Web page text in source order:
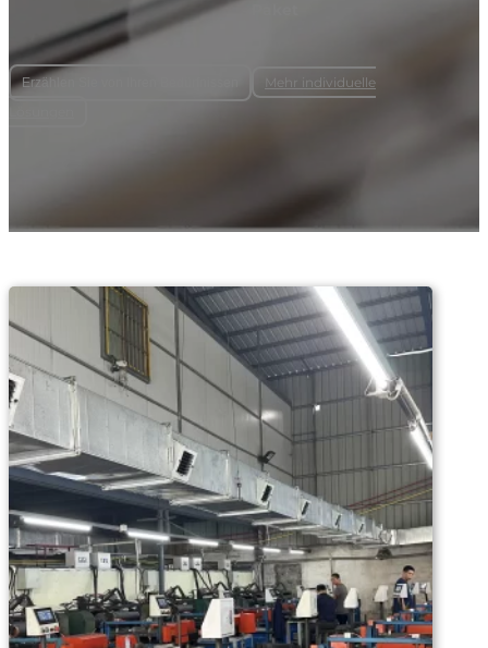
Erzählen Sie von Ihren Bedürfnissen
Mehr individuelle